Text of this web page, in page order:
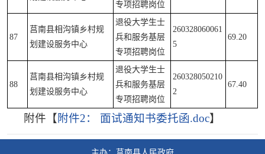
专项招聘岗位
87
莒南县相沟镇乡村规
划建设服务中心
退役大学生士
兵和服务基层
专项招聘岗位
260328060061
5
69.20
88
莒南县相沟镇乡村规
划建设服务中心
退役大学生士
兵和服务基层
专项招聘岗位
260328050210
2
67.40
附件【附件2： 面试通知书委托函.doc】
主办：莒南县人民政府